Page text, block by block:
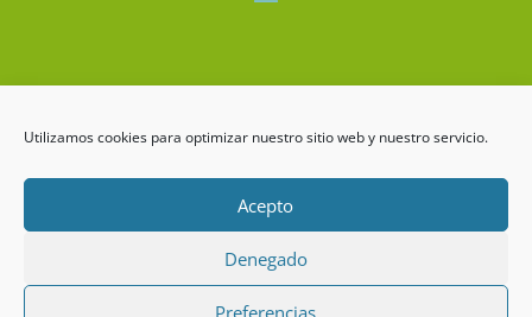
Utilizamos cookies para optimizar nuestro sitio web y nuestro servicio.
Acepto
Denegado
Preferencias
LIFE ALBUFERA Copyrigth ©2026